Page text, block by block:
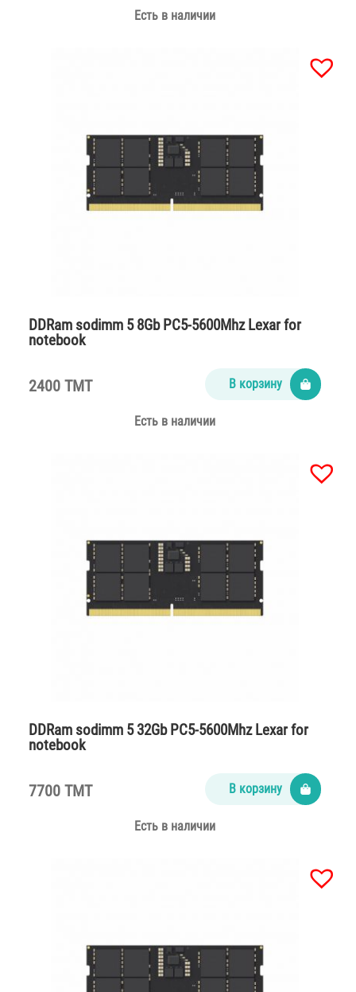
Есть в наличии
DDRam sodimm 5 8Gb PC5-5600Mhz Lexar for
notebook
2400 TMT В корзину
Есть в наличии
DDRam sodimm 5 32Gb PC5-5600Mhz Lexar for
notebook
7700 TMT В корзину
Есть в наличии